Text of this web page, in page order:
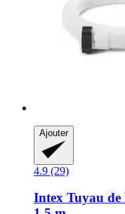
Ajouter
4.9 (29)
Intex Tuyau de